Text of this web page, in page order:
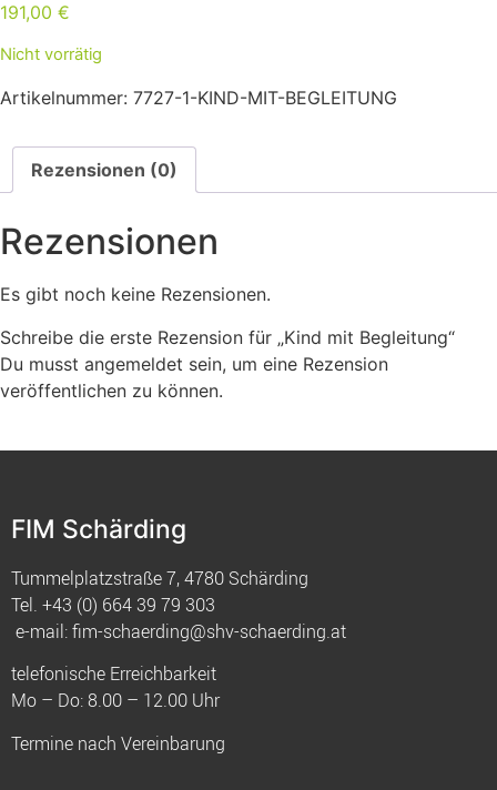
191,00 €
Nicht vorrätig
Artikelnummer: 7727-1-KIND-MIT-BEGLEITUNG
Rezensionen (0)
Rezensionen
Es gibt noch keine Rezensionen.
Schreibe die erste Rezension für „Kind mit Begleitung“
Du musst angemeldet sein, um eine Rezension
veröffentlichen zu können.
FIM Schärding
Tummelplatzstraße 7, 4780 Schärding
Tel. +43 (0) 664 39 79 303
e-mail:fim-schaerding@shv-schaerding.at
telefonische Erreichbarkeit
Mo – Do: 8.00 – 12.00 Uhr
Termine nach Vereinbarung